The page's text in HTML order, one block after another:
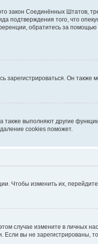
закон Соединённых Штатов,
подтверждения того, что
обратитесь за
Он также
выполняют другие
cookies поможет.
Чтобы изменить их,
случае измените в личных
Если вы не зарегистрированы,